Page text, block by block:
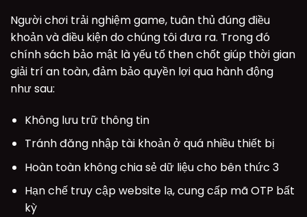
Người chơi trải nghiệm game, tuân thủ đúng điều
khoản và điều kiện do chúng tôi đưa ra. Trong đó
chính sách bảo mật là yếu tố then chốt giúp thời gian
giải trí an toàn, đảm bảo quyền lợi qua hành động
như sau:
Không lưu trữ thông tin
Tránh đăng nhập tài khoản ở quá nhiều thiết bị
Hoàn toàn không chia sẻ dữ liệu cho bên thức 3
Hạn chế truy cập website lạ, cung cấp mã OTP bất
kỳ